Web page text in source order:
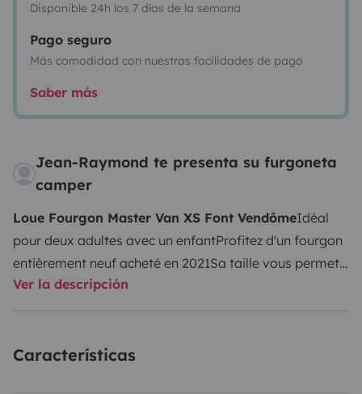
Disponible 24h los 7 días de la semana
Pago seguro
Más comodidad con nuestras facilidades de pago
Saber más
Jean-Raymond te presenta su furgoneta
camper
Loue Fourgon Master Van XS Font VendômeIdéal
pour deux adultes avec un enfantProfitez d'un fourgon
entièrement neuf acheté en 2021Sa taille vous permet
de vous rendre partout à l'inverse d'un camping-car
casseroles, torchons, huile, vinaigre, sel, papier toilette,
Ver la descripción
Características